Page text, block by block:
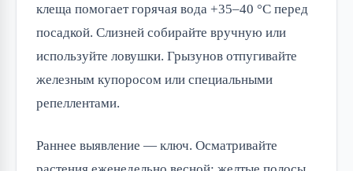
клеща помогает горячая вода +35–40 °C перед
посадкой. Слизней собирайте вручную или
используйте ловушки. Грызунов отпугивайте
железным купоросом или специальными
репеллентами.
Раннее выявление — ключ. Осматривайте